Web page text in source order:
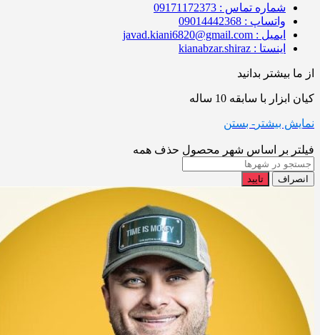
شماره تماس : 09171172373
واتساپ : 09014442368
ایمیل : javad.kiani6820@gmail.com
اینستا : kianabzar.shiraz
از ما بیشتر بدانید
کیان ابزار با سابقه 10 ساله
نمایش بیشتر - بستن
فیلتر بر اساس شهر محصول حذف همه
انصراف تایید